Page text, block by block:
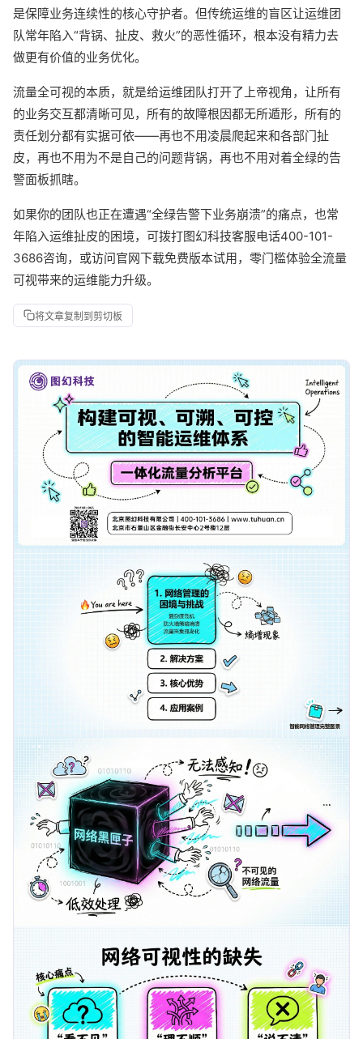
是保障业务连续性的核心守护者。但传统运维的盲区让运维团
队常年陷入“背锅、扯皮、救火”的恶性循环，根本没有精力去
做更有价值的业务优化。
流量全可视的本质，就是给运维团队打开了上帝视角，让所有
的业务交互都清晰可见，所有的故障根因都无所遁形，所有的
责任划分都有实据可依——再也不用凌晨爬起来和各部门扯
皮，再也不用为不是自己的问题背锅，再也不用对着全绿的告
警面板抓瞎。
如果你的团队也正在遭遇“全绿告警下业务崩溃”的痛点，也常
年陷入运维扯皮的困境，可拨打图幻科技客服电话400-101-
3686咨询，或访问官网下载免费版本试用，零门槛体验全流量
可视带来的运维能力升级。
将文章复制到剪切板